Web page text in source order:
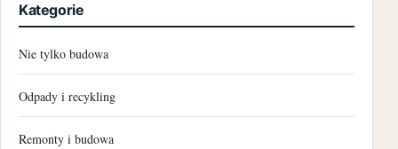
maj 2024
Kategorie
Nie tylko budowa
Odpady i recykling
Remonty i budowa